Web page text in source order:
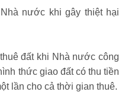
nước khi gây thiệt hại
đất khi Nhà nước công
thức giao đất có thu tiền
lần cho cả thời gian thuê.